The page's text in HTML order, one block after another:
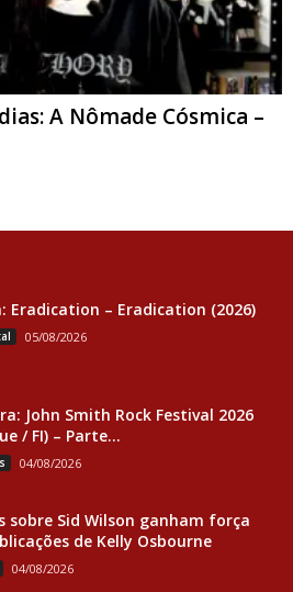
A Nômade Cósmica –
Eradication – Eradication (2026)
05/08/2026
John Smith Rock Festival 2026
/ FI) – Parte...
04/08/2026
sobre Sid Wilson ganham força
de Kelly Osbourne
04/08/2026